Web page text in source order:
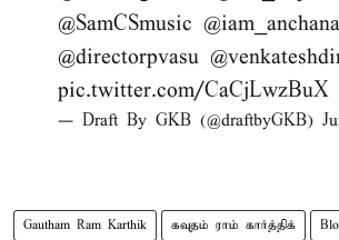
@SamCSmusic @iam_anchana
@directorpvasu
pic.twitter.com/CaCjLwzBuX
— Draft By GKB (@draftbyGKB)
Gautham Ram Karthik கவுதம் ராம் கார்த்திக்